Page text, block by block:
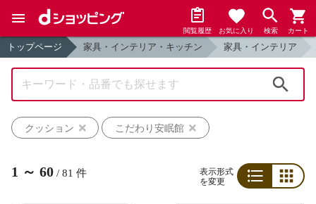
閲覧履歴 お気に入り 検索 カート
トップページ 家具・インテリア・キッチン 家具・インテリア
クッション
こだわり安眠館
1 ～ 60 / 81 件
表示形式
を変更